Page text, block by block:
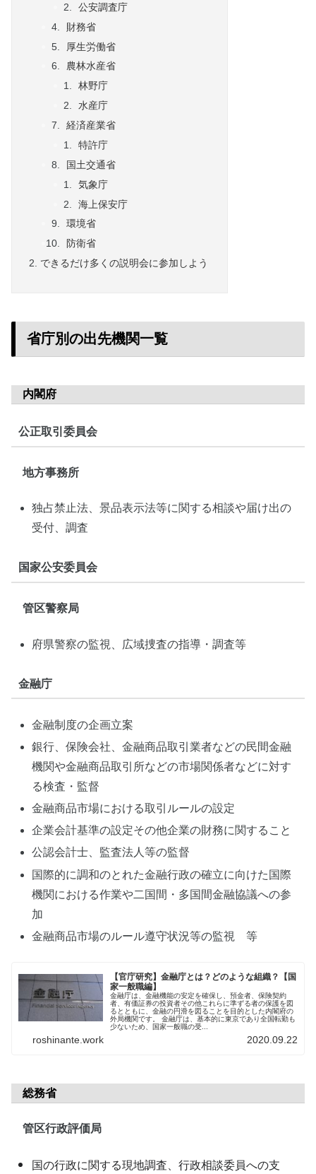
公安調査庁
財務省
厚生労働省
農林水産省
林野庁
水産庁
経済産業省
特許庁
国土交通省
気象庁
海上保安庁
環境省
防衛省
できるだけ多くの説明会に参加しよう
省庁別の出先機関一覧
内閣府
公正取引委員会
地方事務所
独占禁止法、景品表示法等に関する相談や届け出の
受付、調査
国家公安委員会
管区警察局
府県警察の監視、広域捜査の指導・調査等
金融庁
金融制度の企画立案
銀行、保険会社、金融商品取引業者などの民間金融
機関や金融商品取引所などの市場関係者などに対す
る検査・監督
金融商品市場における取引ルールの設定
企業会計基準の設定その他企業の財務に関すること
公認会計士、監査法人等の監督
国際的に調和のとれた金融行政の確立に向けた国際
機関における作業や二国間・多国間金融協議への参
加
金融商品市場のルール遵守状況等の監視 等
【官庁研究】金融庁とは？どのような組織？【国
家一般職編】
金融庁は、金融機能の安定を確保し、預金者、保険契約
者、有価証券の投資者その他これらに準ずる者の保護を図
るとともに、金融の円滑を図ることを目的とした内閣府の
外局機関です。 金融庁は、基本的に東京であり全国転勤も
少ないため、国家一般職の受...
roshinante.work 2020.09.22
総務省
管区行政評価局
国の行政に関する現地調査、行政相談委員への支